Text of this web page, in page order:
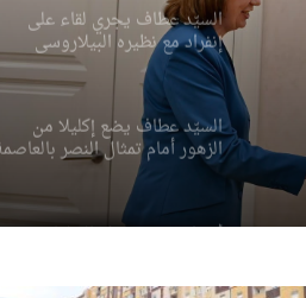
السيّد عطاف يضع إكليلا من
الزهور أمام تمثال النصر بالعاصمة
مينسك
أحداث سبتة تدفع البرلمان
الإسباني لمطالبة “الفيفا” بإلغاء
المشاركة المغربية في استضافة
الإعلان اليوم عن النتائج النهائية
باستثناء هذه الولايات